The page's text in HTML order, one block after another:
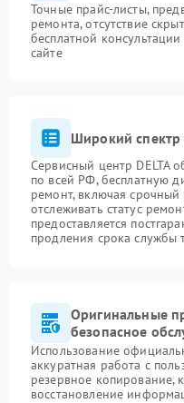
Точные прайс-листы,
ремонта, отсутствие
бесплатной
сайте
Широкий спектр
Сервисный центр DELTA
по всей РФ, бесплатную
ремонт, включая
отслеживать статус
предоставляется
продления срока службы
Оригинальные
безопасное
Использование
аккуратная работа с
резервное копирование,
восстановление